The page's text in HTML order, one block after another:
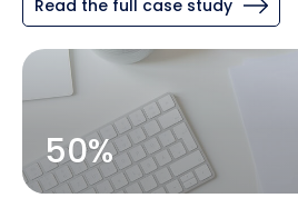
Read the full case study
50%